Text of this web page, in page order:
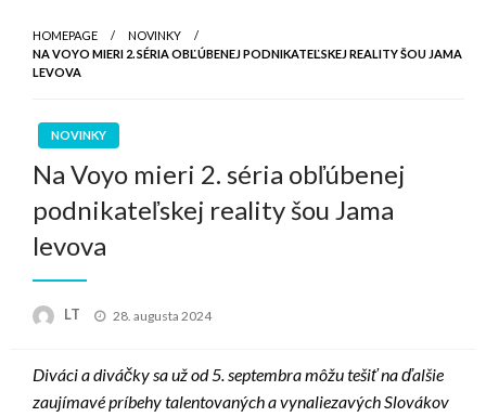
HOMEPAGE
NOVINKY
NA VOYO MIERI 2. SÉRIA OBĽÚBENEJ PODNIKATEĽSKEJ REALITY ŠOU JAMA
LEVOVA
NOVINKY
Na Voyo mieri 2. séria obľúbenej
podnikateľskej reality šou Jama
levova
LT
Posted
28. augusta 2024
Diváci a diváčky sa už od 5. septembra môžu tešiť na ďalšie
zaujímavé príbehy talentovaných a vynaliezavých Slovákov